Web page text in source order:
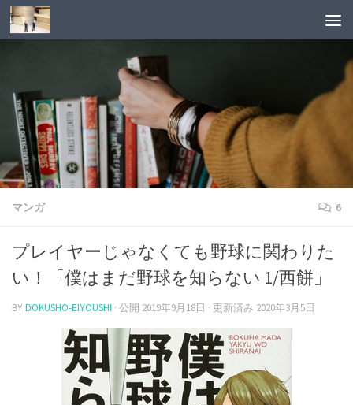
マンガ 6
プレイヤーじゃなくても野球に関わりた
い！「僕はまだ野球を知らない 1/西餅」
BYDOKUSHO-EIYOUSHI · 公開 2019年9月18日 · 更新済み 2020年3月5日